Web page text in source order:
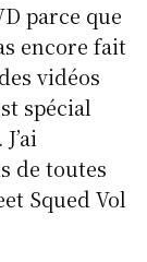
parce que
encore fait
vidéos
spécial
de toutes
Squed Vol